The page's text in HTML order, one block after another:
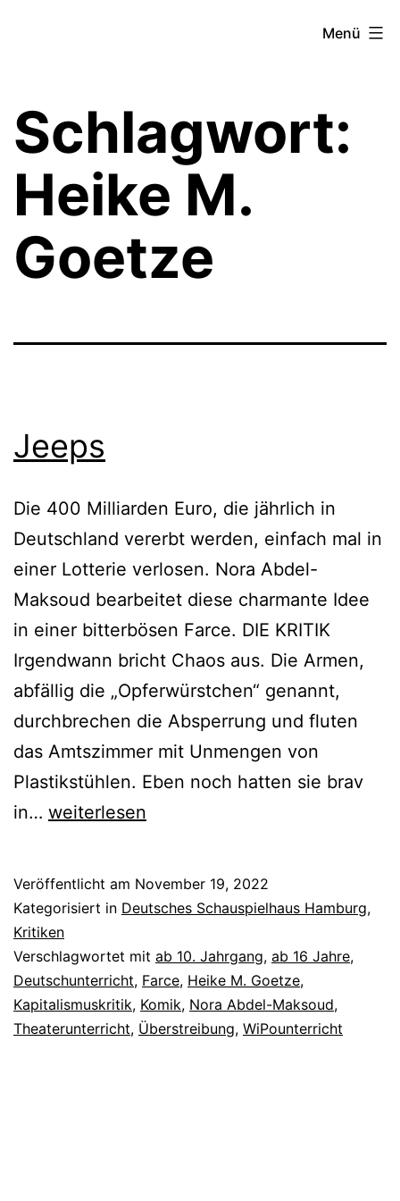
Menü
Schlagwort:
Heike M.
Goetze
Jeeps
Die 400 Milliarden Euro, die jährlich in
Deutschland vererbt werden, einfach mal in
einer Lotterie verlosen. Nora Abdel-
Maksoud bearbeitet diese charmante Idee
in einer bitterbösen Farce. DIE KRITIK
Irgendwann bricht Chaos aus. Die Armen,
abfällig die „Opferwürstchen“ genannt,
durchbrechen die Absperrung und fluten
das Amtszimmer mit Unmengen von
Plastikstühlen. Eben noch hatten sie brav
in… Jeeps
weiterlesen
Veröffentlicht am November 19, 2022
Kategorisiert in Deutsches Schauspielhaus Hamburg,
Kritiken
Verschlagwortet mit ab 10. Jahrgang, ab 16 Jahre,
Deutschunterricht, Farce, Heike M. Goetze,
Kapitalismuskritik, Komik, Nora Abdel-Maksoud,
Theaterunterricht, Überstreibung, WiPounterricht